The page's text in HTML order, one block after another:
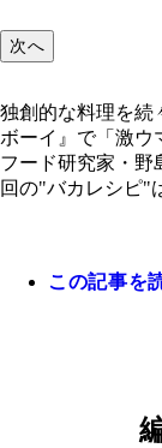
（１
（２
（３
（４
独創
次へ
独創的な料理を続
ボーイ』で「激
フード研究家・野
回の"バカレシピ"
この記事を